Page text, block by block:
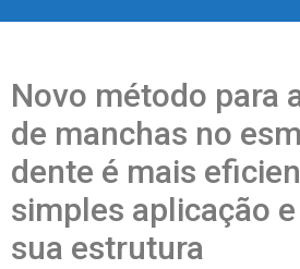
Novo método para
de manchas no
dente é mais
simples aplicação
sua estrutura